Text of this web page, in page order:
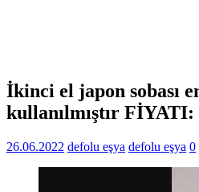
İkinci el japon sobası
kullanılmıştır
26.06.2022 defolu eşya defolu eşya 0